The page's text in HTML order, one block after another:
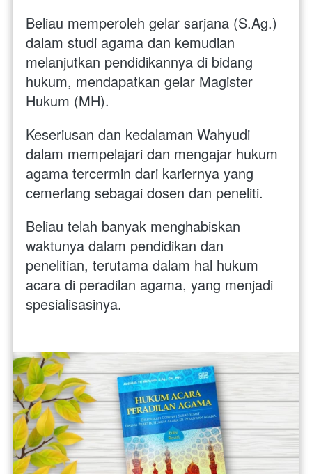
Beliau memperoleh gelar sarjana (S.Ag.)
dalam studi agama dan kemudian
melanjutkan pendidikannya di bidang
hukum, mendapatkan gelar Magister
Hukum (MH).
Keseriusan dan kedalaman Wahyudi
dalam mempelajari dan mengajar hukum
agama tercermin dari kariernya yang
cemerlang sebagai dosen dan peneliti.
Beliau telah banyak menghabiskan
waktunya dalam pendidikan dan
penelitian, terutama dalam hal hukum
acara di peradilan agama, yang menjadi
spesialisasinya.